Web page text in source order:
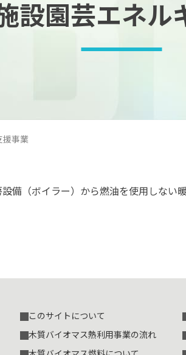
設園芸エネ
援事業
備（ボイラー）から燃油を使用しない
このサイトについて
木質バイオマス熱利用事業の流れ